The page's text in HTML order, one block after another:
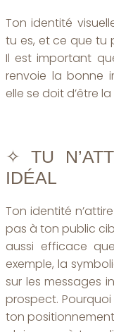
Ton identité
tu es, et ce que tu
Il est important
renvoie la bonne
elle se doit d’être
✧ TU
IDÉAL
Ton identité
pas à ton public
aussi efficace
exemple, la
sur les messages
prospect.
ton